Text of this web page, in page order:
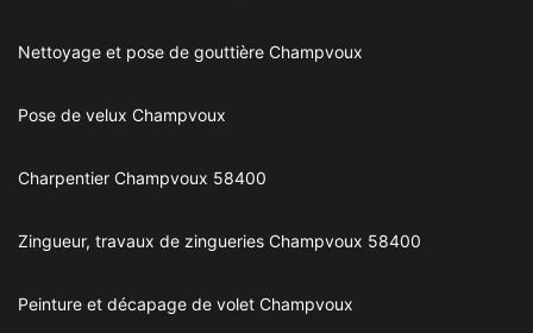
Nettoyage et pose de gouttière Champvoux
Pose de velux Champvoux
Charpentier Champvoux 58400
Zingueur, travaux de zingueries Champvoux 58400
Peinture et décapage de volet Champvoux